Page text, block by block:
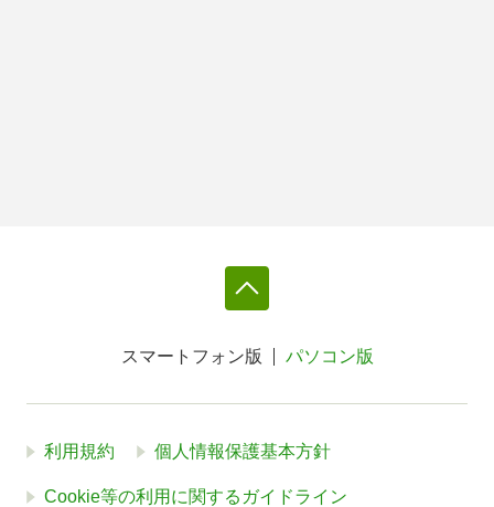
スマートフォン版 パソコン版
利用規約 個人情報保護基本方針
Cookie等の利用に関するガイドライン